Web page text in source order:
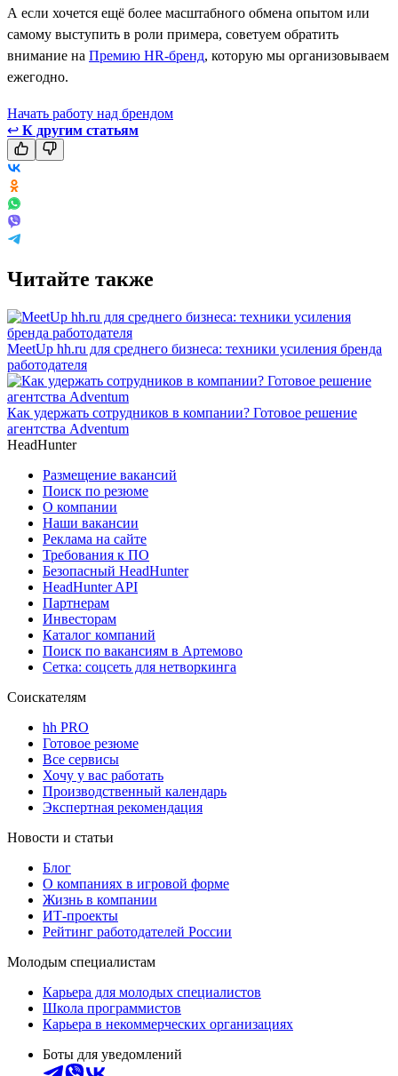
А если хочется ещё более масштабного обмена опытом или
самому выступить в роли примера, советуем обратить
внимание на Премию HR-бренд, которую мы организовываем
ежегодно.
Начать работу над брендом
↩ К другим статьям
Читайте также
MeetUp hh.ru для среднего бизнеса: техники усиления бренда
работодателя
Как удержать сотрудников в компании? Готовое решение
агентства Adventum
HeadHunter
Размещение вакансий
Поиск по резюме
О компании
Наши вакансии
Реклама на сайте
Требования к ПО
Безопасный HeadHunter
HeadHunter API
Партнерам
Инвесторам
Каталог компаний
Поиск по вакансиям в Артемово
Сетка: соцсеть для нетворкинга
Соискателям
hh PRO
Готовое резюме
Все сервисы
Хочу у вас работать
Производственный календарь
Экспертная рекомендация
Новости и статьи
Блог
О компаниях в игровой форме
Жизнь в компании
ИТ-проекты
Рейтинг работодателей России
Молодым специалистам
Карьера для молодых специалистов
Школа программистов
Карьера в некоммерческих организациях
Боты для уведомлений